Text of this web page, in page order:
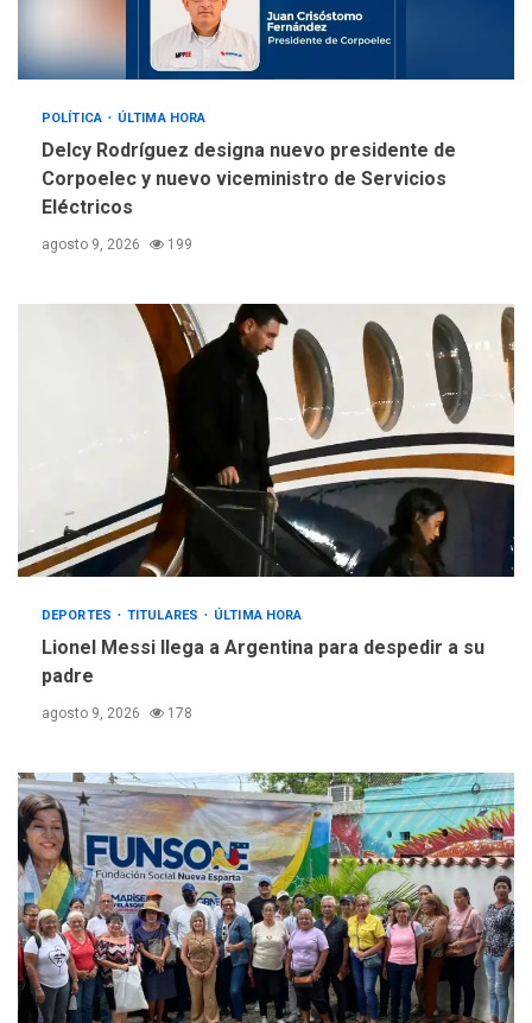
POLÍTICA ÚLTIMA HORA
Delcy Rodríguez designa nuevo presidente de
Corpoelec y nuevo viceministro de Servicios
Eléctricos
agosto 9, 2026 199
DEPORTES TITULARES ÚLTIMA HORA
Lionel Messi llega a Argentina para despedir a su
padre
agosto 9, 2026 178